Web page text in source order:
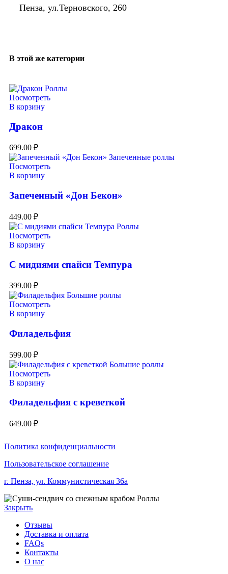
Пенза, ул.Терновского, 260
В этой же категории
Посмотреть
В корзину
Дракон
699.00 ₽
Посмотреть
В корзину
Запеченный «Дон Бекон»
449.00 ₽
Посмотреть
В корзину
С мидиями спайси Темпура
399.00 ₽
Посмотреть
В корзину
Филадельфия
599.00 ₽
Посмотреть
В корзину
Филадельфия с креветкой
649.00 ₽
Политика конфиденциальности
Пользовательское соглашение
г. Пенза, ул. Коммунистическая 36а
Закрыть
Отзывы
Доставка и оплата
FAQs
Контакты
О нас